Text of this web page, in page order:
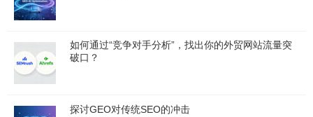
如何通过“竞争对手分析”，找出你的外贸网站流量突
破口？
探讨GEO对传统SEO的冲击